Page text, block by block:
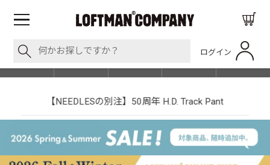
ログイン
SHOP LIST
【NEEDLESの別注】50周年 H.D. Track Pant